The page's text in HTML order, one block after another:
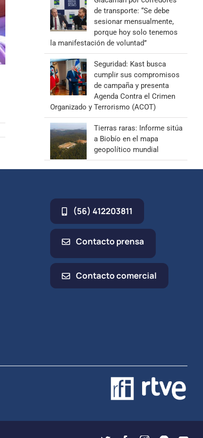
de transporte: “Se debe
sesionar mensualmente,
porque hoy solo tenemos
la manifestación de voluntad”
Seguridad: Kast busca
cumplir sus compromisos
de campaña y presenta
Agenda Contra el Crimen
Organizado y Terrorismo (ACOT)
Tierras raras: Informe sitúa
a Biobío en el mapa
geopolítico mundial
(56) 412203811
Contacto prensa
Contacto comercial